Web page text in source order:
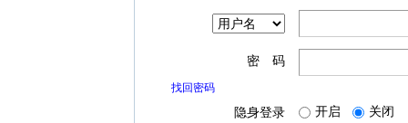
密 码
找回密码
隐身登录 开启 关闭